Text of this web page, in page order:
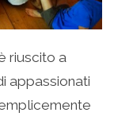
riuscito a
appassionati